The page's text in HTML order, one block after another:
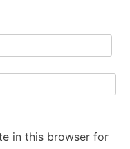
in this browser for